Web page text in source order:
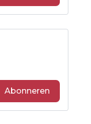
Abonneren